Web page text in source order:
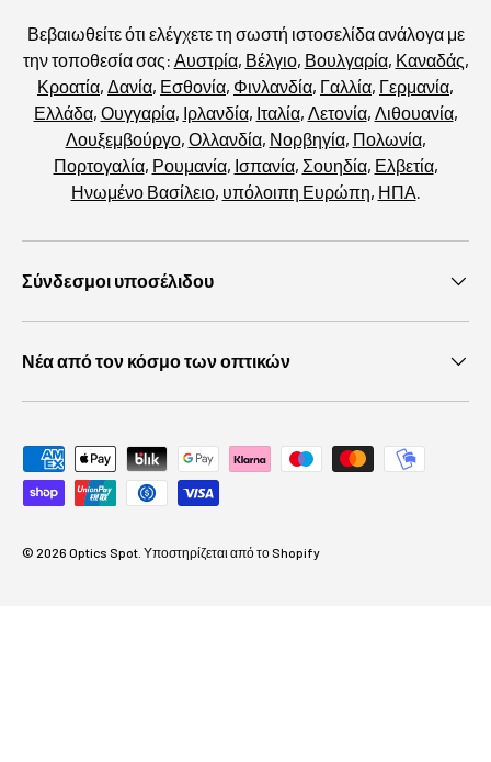
Βεβαιωθείτε ότι ελέγχετε τη σωστή ιστοσελίδα ανάλογα με
την τοποθεσία σας: Αυστρία, Βέλγιο, Βουλγαρία, Καναδάς,
Κροατία, Δανία, Εσθονία, Φινλανδία, Γαλλία, Γερμανία,
Ελλάδα, Ουγγαρία, Ιρλανδία, Ιταλία, Λετονία, Λιθουανία,
Λουξεμβούργο, Ολλανδία, Νορβηγία, Πολωνία,
Πορτογαλία, Ρουμανία, Ισπανία, Σουηδία, Ελβετία,
Ηνωμένο Βασίλειο, υπόλοιπη Ευρώπη, ΗΠΑ
Σύνδεσμοι υποσέλιδου
Νέα από τον κόσμο των οπτικών
Αποδεκτές μέθοδοι πληρωμής
© 2026 Optics Spot Υποστηρίζεται από το Shopify